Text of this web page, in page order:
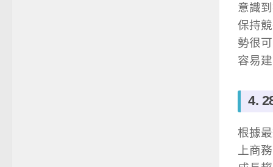
意識
保持
勢很
容易
4.
根據
上商